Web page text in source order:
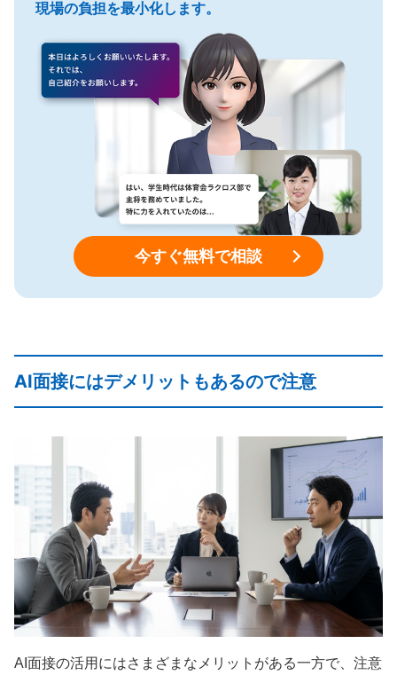
現場の負担を最小化します。
今すぐ無料で相談
AI面接にはデメリットもあるので注意
AI面接の活用にはさまざまなメリットがある一方で、注意